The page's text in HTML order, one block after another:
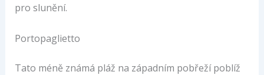
pro slunění.
Portopaglietto
Tato méně známá pláž na západním pobřeží poblíž